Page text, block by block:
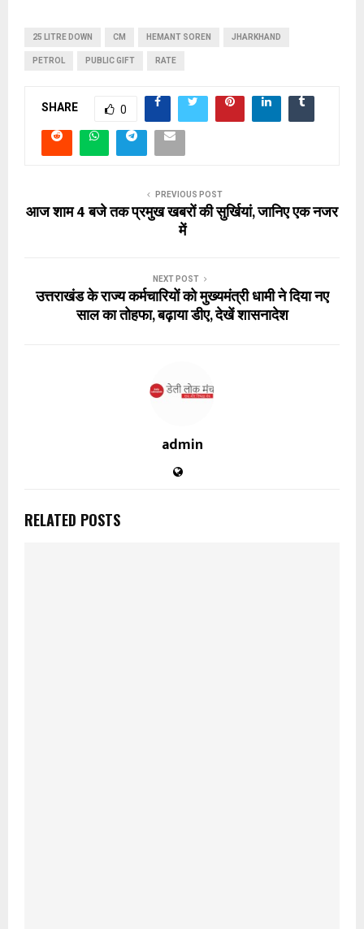
25 LITRE DOWN CM HEMANT SOREN JHARKHAND
PETROL PUBLIC GIFT RATE
SHARE 0
PREVIOUS POST
आज शाम 4 बजे तक प्रमुख खबरों की सुर्खियां, जानिए एक नजर
में
NEXT POST
उत्तराखंड के राज्य कर्मचारियों को मुख्यमंत्री धामी ने दिया नए
साल का तोहफा, बढ़ाया डीए, देखें शासनादेश
admin
RELATED POSTS